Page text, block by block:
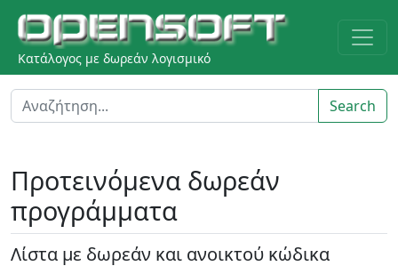
Κατάλογος με δωρεάν λογισμικό
Search
Προτεινόμενα δωρεάν
προγράμματα
Λίστα με δωρεάν και ανοικτού κώδικα